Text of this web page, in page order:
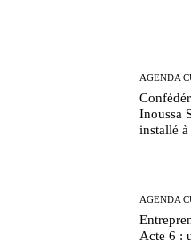
AGENDA
Inoussa
installé
AGENDA
Acte 6 :